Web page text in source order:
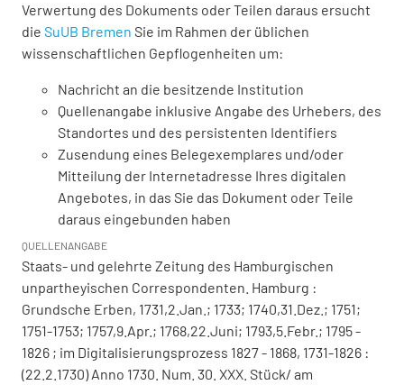
Verwertung des Dokuments oder Teilen daraus ersucht
die SuUB Bremen Sie im Rahmen der üblichen
wissenschaftlichen Gepflogenheiten um:
Nachricht an die besitzende Institution
Quellenangabe inklusive Angabe des Urhebers, des
Standortes und des persistenten Identifiers
Zusendung eines Belegexemplares und/oder
Mitteilung der Internetadresse Ihres digitalen
Angebotes, in das Sie das Dokument oder Teile
daraus eingebunden haben
QUELLENANGABE
Staats- und gelehrte Zeitung des Hamburgischen
unpartheyischen Correspondenten. Hamburg :
Grundsche Erben, 1731,2.Jan.; 1733; 1740,31.Dez.; 1751;
1751-1753; 1757,9.Apr.; 1768,22.Juni; 1793,5.Febr.; 1795 -
1826 ; im Digitalisierungsprozess 1827 - 1868, 1731-1826 :
(22.2.1730) Anno 1730. Num. 30. XXX. Stück/ am